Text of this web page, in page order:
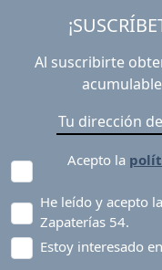
Al suscribirte
Acepto la
He leído y acepto la
Zapaterías 54.
Estoy interesado